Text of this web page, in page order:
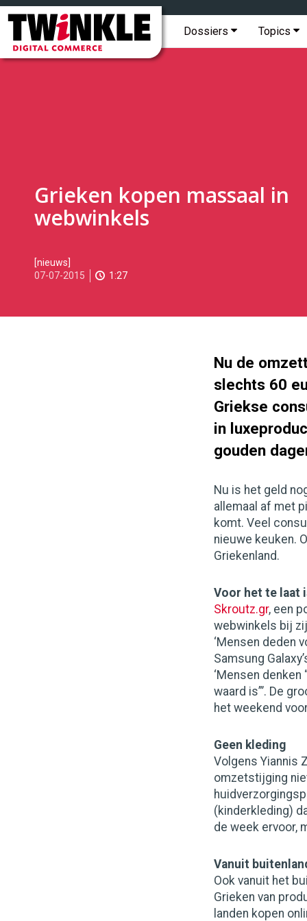
Twinkle
Digital
Commerce
Hoofdmenu
Dossiers Topics
Topmenu
Grieken kopen massaal in
webwinkels
2015-
07-
05-
[nieuws]
07-07-2015
1:27
Nu de
slechts 60
Griekse
in
gouden
Nu is het geld
allemaal af met
komt. Veel
nieuwe keuken.
Griekenland.
Voor het te laat
Skroutz.gr, een
webwinkels bij
‘Mensen deden
Samsung
‘Mensen denken
waard is”’. De
het weekend
Geen kleding
Volgens Yiannis
omzetstijging
(kinderkleding)
de week ervoor,
Vanuit
Ook vanuit het
Grieken van
landen kopen